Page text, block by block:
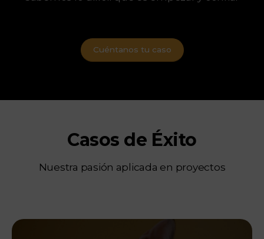
Cuéntanos tu caso
Casos de Éxito
Nuestra pasión aplicada en proyectos